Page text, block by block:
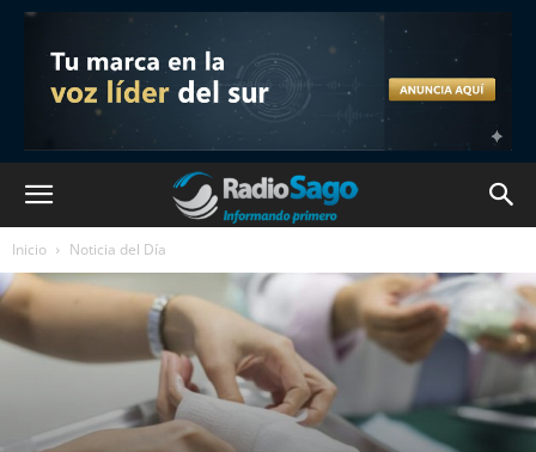
Inicio Noticia del Día